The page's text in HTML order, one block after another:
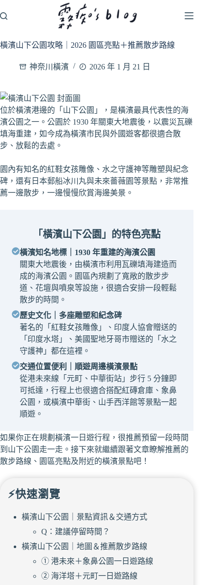
至
要
橫濱山下公園攻略｜2026 園區亮點＋推薦散步路線
神奈川橫濱 2026 年 1 月 21 日
位於橫濱港邊的「山下公園」，是橫濱最具代表性的海
濱公園之一。公園於 1930 年關東大地震後，以震災瓦礫
填海重建，如今成為橫濱市民與外國遊客都很適合散
步、放鬆的去處。
園內有知名的紅鞋女孩雕像、水之守護神等雕塑與紀念
碑，還有日本郵船冰川丸與未來薔薇園等景點，非常推
薦一邊散步，一邊慢慢欣賞海邊美景。
「橫濱山下公園」的特色亮點
橫濱知名地標｜1930 年重建的海濱公園
關東大地震後，由橫濱市利用瓦礫填海建造而
成的海濱公園。園區內規劃了寬敞的散步步
道、花壇與噴泉等設施，很適合安排一段輕鬆
散步的時間。
歷史文化｜多座雕塑和紀念碑
著名的「紅鞋女孩雕像」、印度人協會贈送的
「印度水塔」、美國聖地牙哥市贈送的「水之
守護神」都在這裡。
交通位置便利｜順遊周邊橫濱景點
從港未來線「元町、中華街站」步行 5 分鐘即
可抵達，行程上也很適合搭配紅磚倉庫、象鼻
公園，或橫濱中華街、山手西洋館等景點一起
順遊。
如果你正在規劃橫濱一日遊行程，很推薦預留一段時間
到山下公園走一走。接下來就繼續跟著文章瞭解推薦的
散步路線、園區亮點及附近的橫濱景點吧！
⚡快速瀏覽
橫濱山下公園｜景點資訊＆交通方式
Q：建議停留時間？
橫濱山下公園｜地圖＆推薦散步路線
① 港未來＋象鼻公園一日遊路線
② 海洋塔＋元町一日遊路線